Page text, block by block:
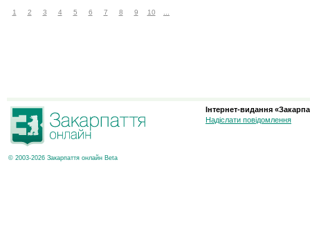
1 2 3 4 5 6 7 8 9 10
© 2003-2026 Закарпаття онлайн Beta
Інтернет-видання
Надіслати повідомлення